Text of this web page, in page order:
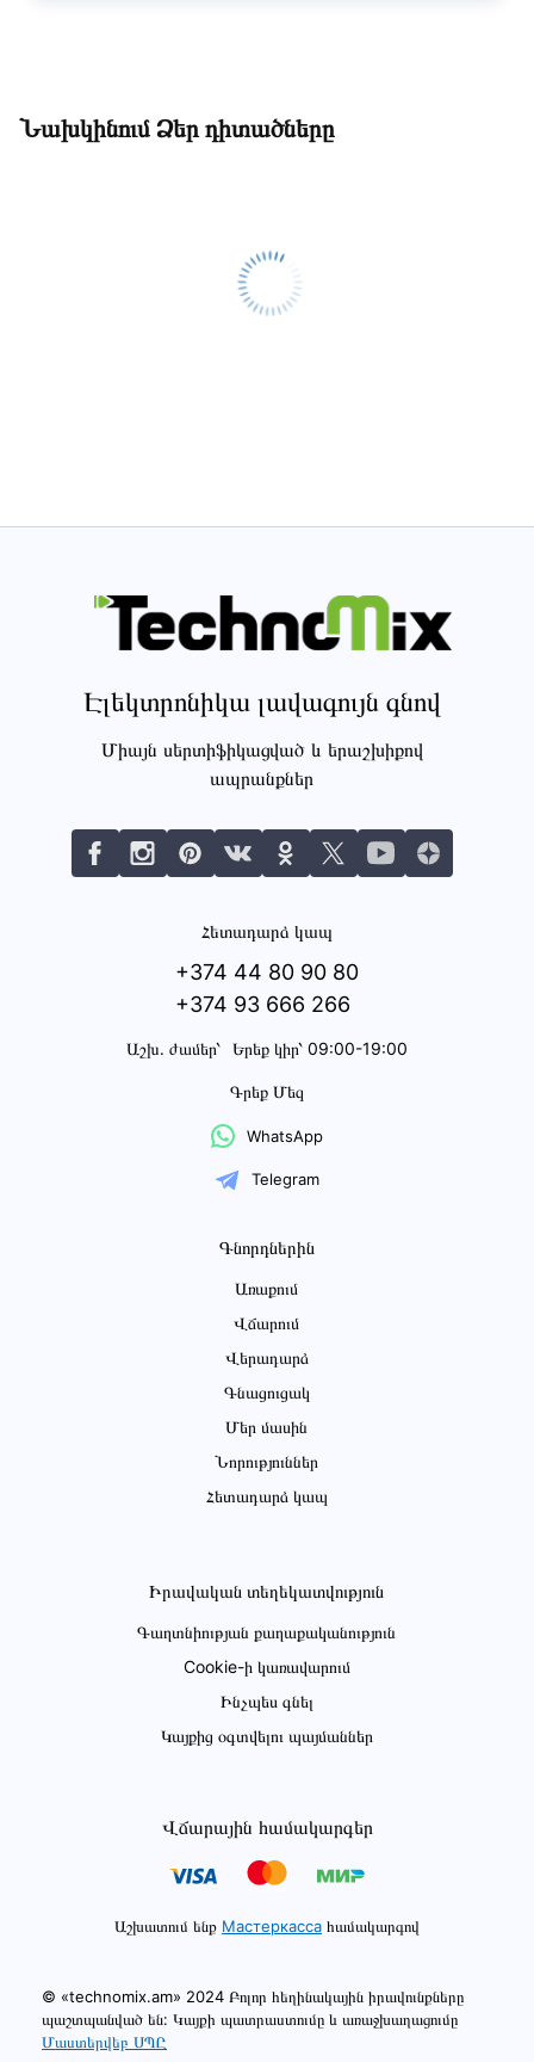
Նախկինում Ձեր դիտածները
Էլեկտրոնիկա լավագույն գնով
Միայն սերտիֆիկացված և երաշխիքով
ապրանքներ
Հետադարձ կապ
+374 44 80 90 80
+374 93 666 266
Աշխ․ ժամեր՝ Երեք կիր՝ 09:00-19:00
Գրեք Մեզ
WhatsApp
Telegram
Գնորդներին
Առաքում
Վճարում
Վերադարձ
Գնացուցակ
Մեր մասին
Նորություններ
Հետադարձ կապ
Իրավական տեղեկատվություն
Գաղտնիության քաղաքականություն
Cookie-ի կառավարում
Ինչպես գնել
Կայքից օգտվելու պայմաններ
Վճարային համակարգեր
Աշխատում ենք Мастеркасса համակարգով
© «technomix.am» 2024 Բոլոր հեղինակային իրավունքները
պաշտպանված են: Կայքի պատրաստումը և առաջխաղացումը
Մաստերվեբ ՍՊԸ